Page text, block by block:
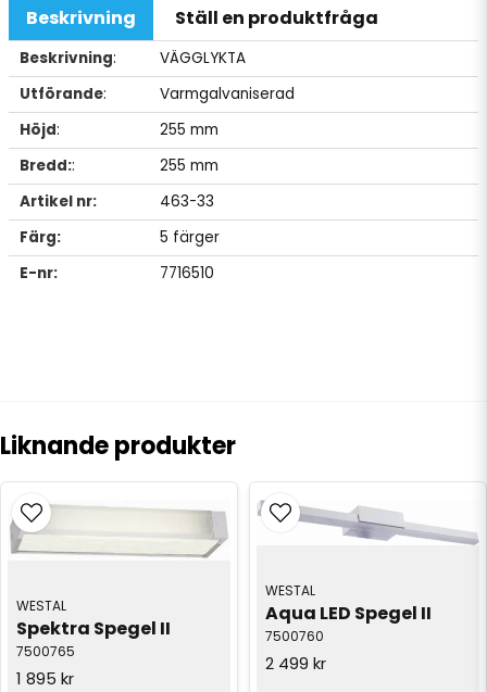
Beskrivning Ställ en produktfråga
Beskrivning:
VÄGGLYKTA
Utförande:
Varmgalvaniserad
Höjd:
255 mm
Bredd::
255 mm
Artikel nr:
463-33
Färg:
5 färger
E-nr:
7716510
Liknande produkter
WESTAL
Spektra Spegel II
7500765
1 895 kr
WESTAL
Aqua LED Spegel II
7500760
2 499 kr